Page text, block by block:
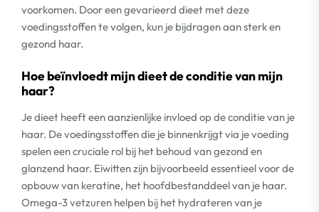
voorkomen. Door een gevarieerd dieet met deze
voedingsstoffen te volgen, kun je bijdragen aan sterk en
gezond haar.
Hoe beïnvloedt mijn dieet de conditie van mijn
haar?
Je dieet heeft een aanzienlijke invloed op de conditie van je
haar. De voedingsstoffen die je binnenkrijgt via je voeding
spelen een cruciale rol bij het behoud van gezond en
glanzend haar. Eiwitten zijn bijvoorbeeld essentieel voor de
opbouw van keratine, het hoofdbestanddeel van je haar.
Omega-3 vetzuren helpen bij het hydrateren van je